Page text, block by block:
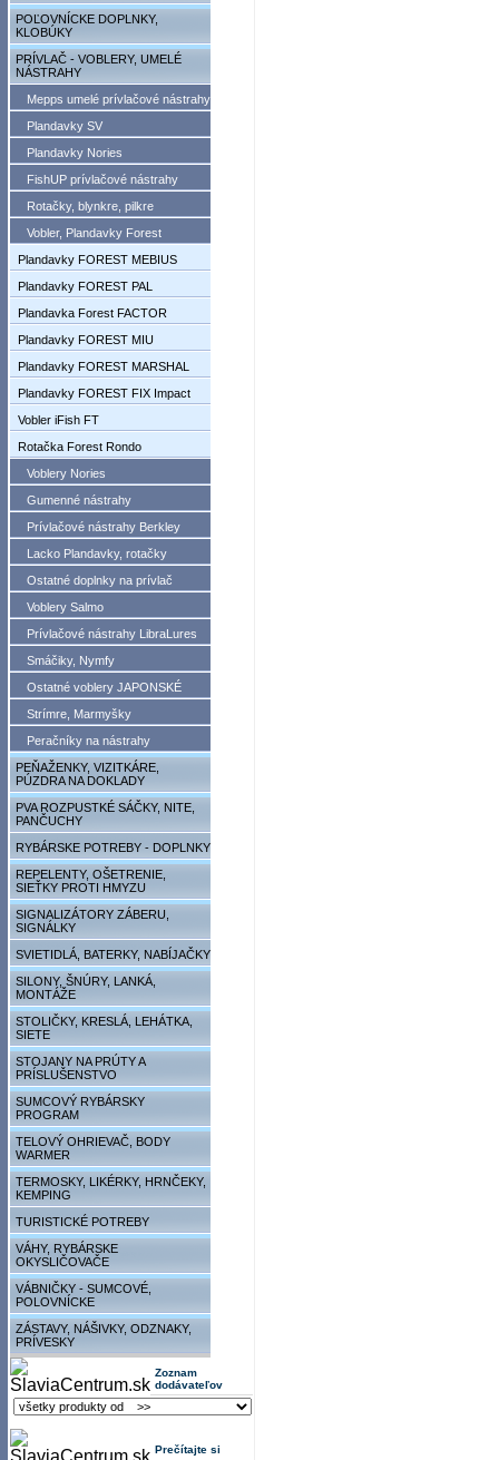
POĽOVNÍCKE DOPLNKY,
KLOBÚKY
PRÍVLAČ - VOBLERY, UMELÉ
NÁSTRAHY
Mepps umelé prívlačové nástrahy
Plandavky SV
Plandavky Nories
FishUP prívlačové nástrahy
Rotačky, blynkre, pilkre
Vobler, Plandavky Forest
Plandavky FOREST MEBIUS
Plandavky FOREST PAL
Plandavka Forest FACTOR
Plandavky FOREST MIU
Plandavky FOREST MARSHAL
Plandavky FOREST FIX Impact
Vobler iFish FT
Rotačka Forest Rondo
Voblery Nories
Gumenné nástrahy
Prívlačové nástrahy Berkley
Lacko Plandavky, rotačky
Ostatné doplnky na prívlač
Voblery Salmo
Prívlačové nástrahy LibraLures
Smáčiky, Nymfy
Ostatné voblery JAPONSKÉ
Strímre, Marmyšky
Peračníky na nástrahy
PEŇAŽENKY, VIZITKÁRE,
PÚZDRA NA DOKLADY
PVA ROZPUSTKÉ SÁČKY, NITE,
PANČUCHY
RYBÁRSKE POTREBY - DOPLNKY
REPELENTY, OŠETRENIE,
SIEŤKY PROTI HMYZU
SIGNALIZÁTORY ZÁBERU,
SIGNÁLKY
SVIETIDLÁ, BATERKY, NABÍJAČKY
SILONY, ŠNÚRY, LANKÁ,
MONTÁŽE
STOLIČKY, KRESLÁ, LEHÁTKA,
SIETE
STOJANY NA PRÚTY A
PRÍSLUŠENSTVO
SUMCOVÝ RYBÁRSKY
PROGRAM
TELOVÝ OHRIEVAČ, BODY
WARMER
TERMOSKY, LIKÉRKY, HRNČEKY,
KEMPING
TURISTICKÉ POTREBY
VÁHY, RYBÁRSKE
OKYSLIČOVAČE
VÁBNIČKY - SUMCOVÉ,
POLOVNÍCKE
ZÁSTAVY, NÁŠIVKY, ODZNAKY,
PRÍVESKY
Zoznam
dodávateľov
Prečítajte si